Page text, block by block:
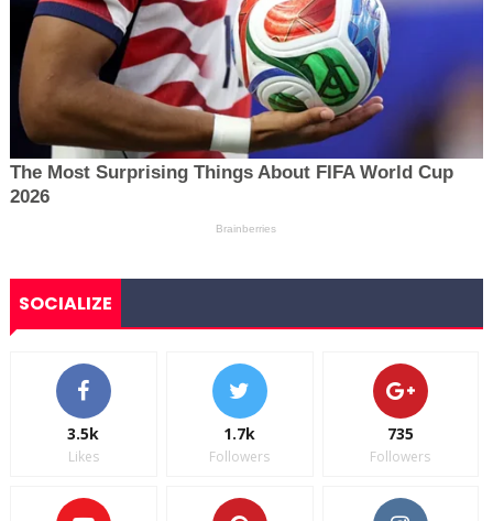
SOCIALIZE
3.5k
Likes
1.7k
Followers
735
Followers